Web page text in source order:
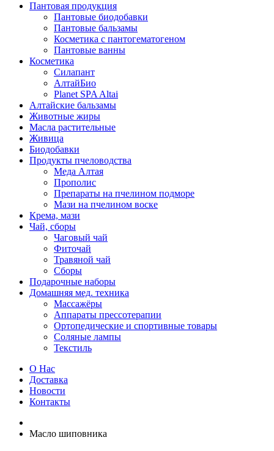
Пантовая продукция
Пантовые биодобавки
Пантовые бальзамы
Косметика с пантогематогеном
Пантовые ванны
Косметика
Силапант
АлтайБио
Planet SPA Altai
Алтайские бальзамы
Животные жиры
Масла растительные
Живица
Биодобавки
Продукты пчеловодства
Меда Алтая
Прополис
Препараты на пчелином подморе
Мази на пчелином воске
Крема, мази
Чай, сборы
Чаговый чай
Фиточай
Травяной чай
Сборы
Подарочные наборы
Домашняя мед. техника
Массажёры
Аппараты прессотерапии
Ортопедические и спортивные товары
Соляные лампы
Текстиль
О Нас
Доставка
Новости
Контакты
Масло шиповника